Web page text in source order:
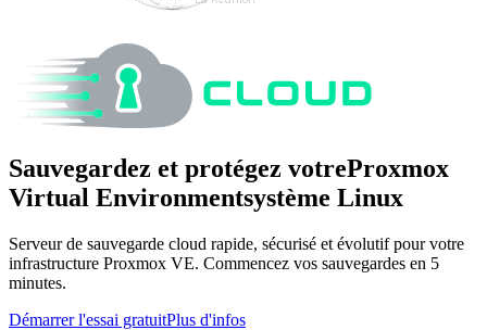
Sauvegardez et protégez votreProxmox
Virtual Environmentsystème Linux
Serveur de sauvegarde cloud rapide, sécurisé et évolutif pour votre
infrastructure Proxmox VE. Commencez vos sauvegardes en 5
minutes.
Démarrer l'essai gratuitPlus d'infos